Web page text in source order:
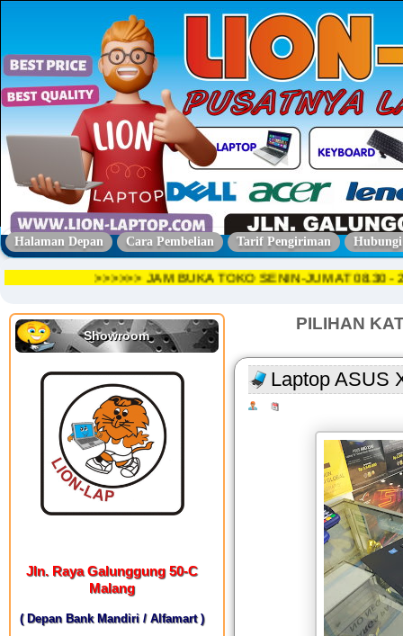
Halaman Depan Cara Pembelian Tarif Pengiriman
>>>>>> JAM BUKA TOKO SENIN-JUMAT
Showroom
Jln. Raya Galunggung 50-C
Malang
( Depan Bank Mandiri / Alfamart )
PILIHAN
Laptop ASUS